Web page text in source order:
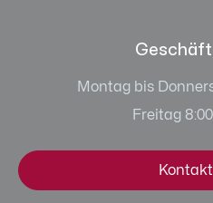
Montag bis
Freitag
Kontakt